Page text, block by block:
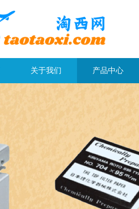
关于我们 产品中心